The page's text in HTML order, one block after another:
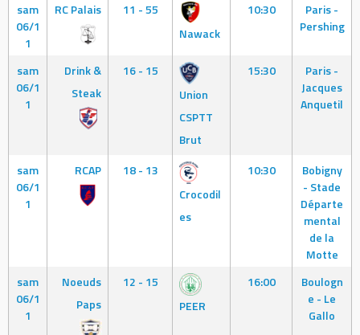
sam
06/1
1
RC Palais
11 - 55
Nawack
10:30
Paris -
Pershing
sam
06/1
1
Drink &
Steak
16 - 15
Union
CSPTT
Brut
15:30
Paris -
Jacques
Anquetil
sam
06/1
1
RCAP
18 - 13
Crocodil
es
10:30
Bobigny
- Stade
Départe
mental
de la
Motte
sam
06/1
1
Noeuds
Paps
12 - 15
PEER
16:00
Boulogn
e - Le
Gallo